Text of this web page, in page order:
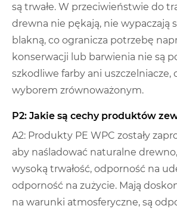
są trwałe. W przeciwieństwie do
drewna nie pękają, nie wypaczają
blakną, co ogranicza potrzebę
konserwacji lub barwienia nie są
szkodliwe farby ani uszczelniacze,
wyborem zrównoważonym.
P2: Jakie są cechy produktów
A2: Produkty PE WPC zostały
aby naśladować naturalne
wysoką trwałość, odporność na
odporność na zużycie. Mają
na warunki atmosferyczne, są